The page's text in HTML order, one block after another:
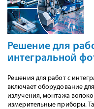
Решение для
интегральной
Решения для работ с
включает оборудование
излучения, монтажа
измерительные приборы.